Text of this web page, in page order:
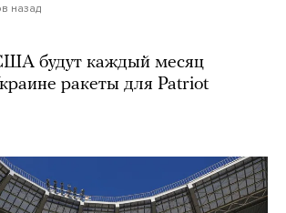
назад
будут каждый месяц
ракеты для Patriot